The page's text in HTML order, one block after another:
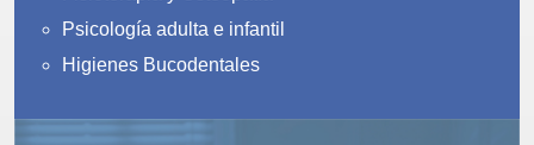
Psicología adulta e infantil
Higienes Bucodentales